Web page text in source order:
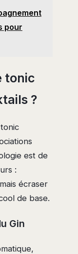
pour
tonic
?
est de
:
écraser
de base.
Gin